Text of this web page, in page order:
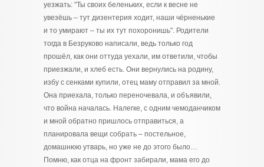
уезжать: "Ты своих беленьких, если к весне не
увезёшь – тут дизентерия ходит, наши чёрненькие
и то умирают – ты их тут похоронишь". Родители
тогда в Безруково написали, ведь только год
прошёл, как они оттуда уехали, им ответили, чтобы
приезжали, и хлеб есть. Они вернулись на родину,
избу с сенками купили, отец маму отправил за мной.
Она приехала, только переночевала, и объявили,
что война началась. Налегке, с одним чемоданчиком
и мной обратно пришлось отправиться, а
планировала вещи собрать – постельное,
домашнюю утварь, но уже не до этого было…
Помню, как отца на фронт забирали, мама его до